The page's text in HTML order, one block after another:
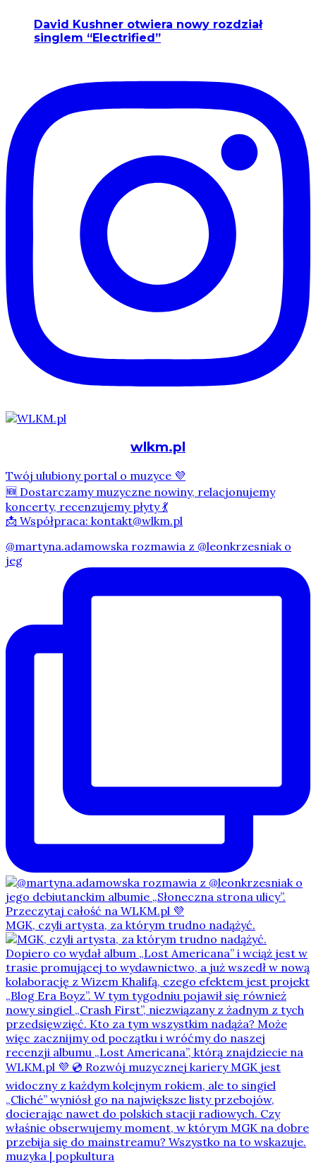
David Kushner otwiera nowy rozdział
singlem “Electrified”
wlkm.pl
Twój ulubiony portal o muzyce 💜
🆕 Dostarczamy muzyczne nowiny, relacjonujemy
koncerty, recenzujemy płyty 💃
📩 Współpraca: kontakt@wlkm.pl
@martyna.adamowska rozmawia z @leonkrzesniak o
jeg
MGK, czyli artysta, za którym trudno nadążyć.